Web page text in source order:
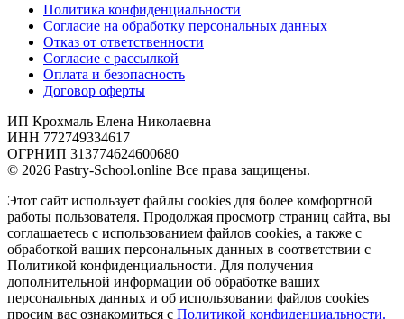
Политика конфиденциальности
Согласие на обработку персональных данных
Отказ от ответственности
Согласие с рассылкой
Оплата и безопасность
Договор оферты
ИП Крохмаль Елена Николаевна
ИНН 772749334617
ОГРНИП 313774624600680
© 2026 Pastry-School.online Все права защищены.
Этот сайт использует файлы cookies для более комфортной
работы пользователя. Продолжая просмотр страниц сайта, вы
соглашаетесь с использованием файлов cookies, а также с
обработкой ваших персональных данных в соответствии с
Политикой конфиденциальности. Для получения
дополнительной информации об обработке ваших
персональных данных и об использовании файлов cookies
просим вас ознакомиться с Политикой конфиденциальности.